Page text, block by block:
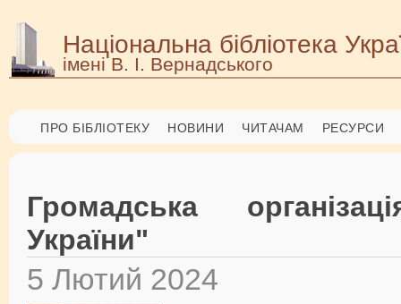
Національна бібліотека
імені В. І. Вернадського
ПРО БІБЛІОТЕКУ НОВИНИ ЧИТАЧАМ РЕСУРСИ
Громадська
України"
5 Лютий 2024